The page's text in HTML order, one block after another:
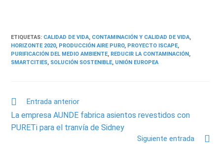
ETIQUETAS: CALIDAD DE VIDA, CONTAMINACIÓN Y CALIDAD DE VIDA,
HORIZONTE 2020, PRODUCCIÓN AIRE PURO, PROYECTO ISCAPE,
PURIFICACIÓN DEL MEDIO AMBIENTE, REDUCIR LA CONTAMINACIÓN,
SMARTCITIES, SOLUCIÓN SOSTENIBLE, UNIÓN EUROPEA
Entrada anterior
La empresa AUNDE fabrica asientos revestidos con
PURETi para el tranvía de Sidney
Siguiente entrada